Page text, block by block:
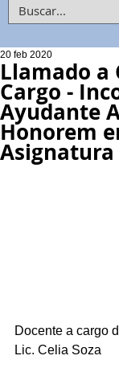
Llamado a
Cargo -
Ayudante
Honorem
20 feb 2020
Docente a cargo
Lic. Celia Soza